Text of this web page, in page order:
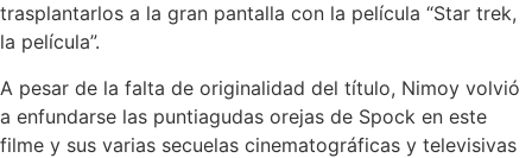
trasplantarlos a la gran pantalla con la película “Star trek,
la película”.
A pesar de la falta de originalidad del título, Nimoy volvió
a enfundarse las puntiagudas orejas de Spock en este
filme y sus varias secuelas cinematográficas y televisivas